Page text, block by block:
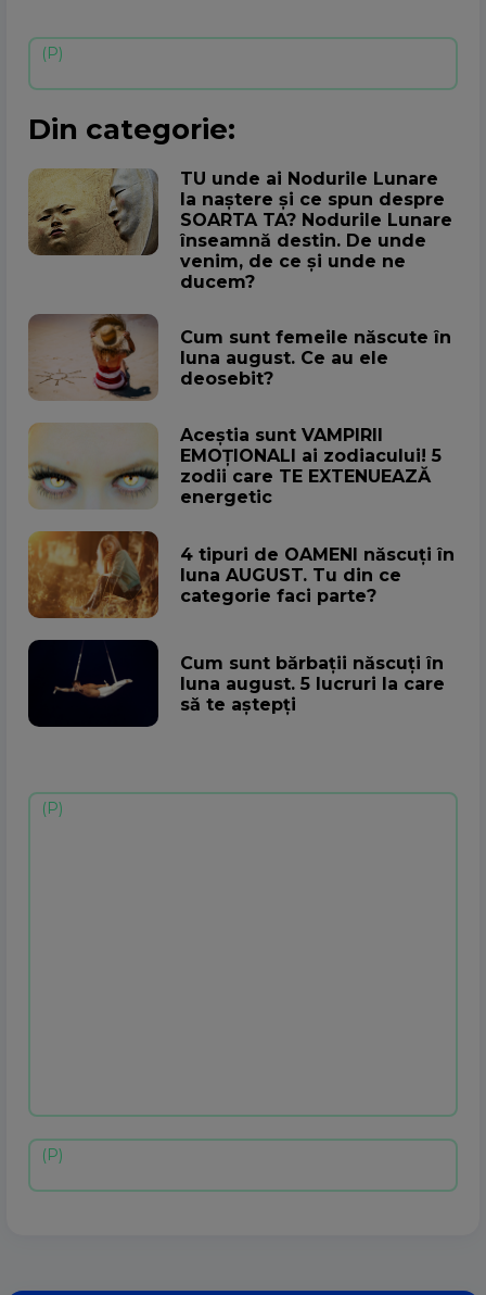
Din categorie:
TU unde ai Nodurile Lunare
la naștere și ce spun despre
SOARTA TA? Nodurile Lunare
înseamnă destin. De unde
venim, de ce și unde ne
ducem?
Cum sunt femeile născute în
luna august. Ce au ele
deosebit?
Aceștia sunt VAMPIRII
EMOȚIONALI ai zodiacului! 5
zodii care TE EXTENUEAZĂ
energetic
4 tipuri de OAMENI născuți în
luna AUGUST. Tu din ce
categorie faci parte?
Cum sunt bărbații născuți în
luna august. 5 lucruri la care
să te aștepți